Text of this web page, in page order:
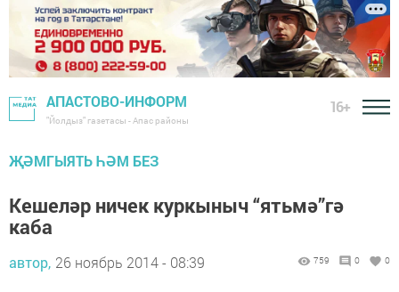
АПАСТОВО-ИНФОРМ
"Йолдыз" газетасы - Апас районы
16+
ҖӘМГЫЯТЬ ҺӘМ БЕЗ
Кешеләр ничек куркыныч “ятьмә”гә
каба
автор, 26 ноябрь 2014 - 08:39 759 0 0